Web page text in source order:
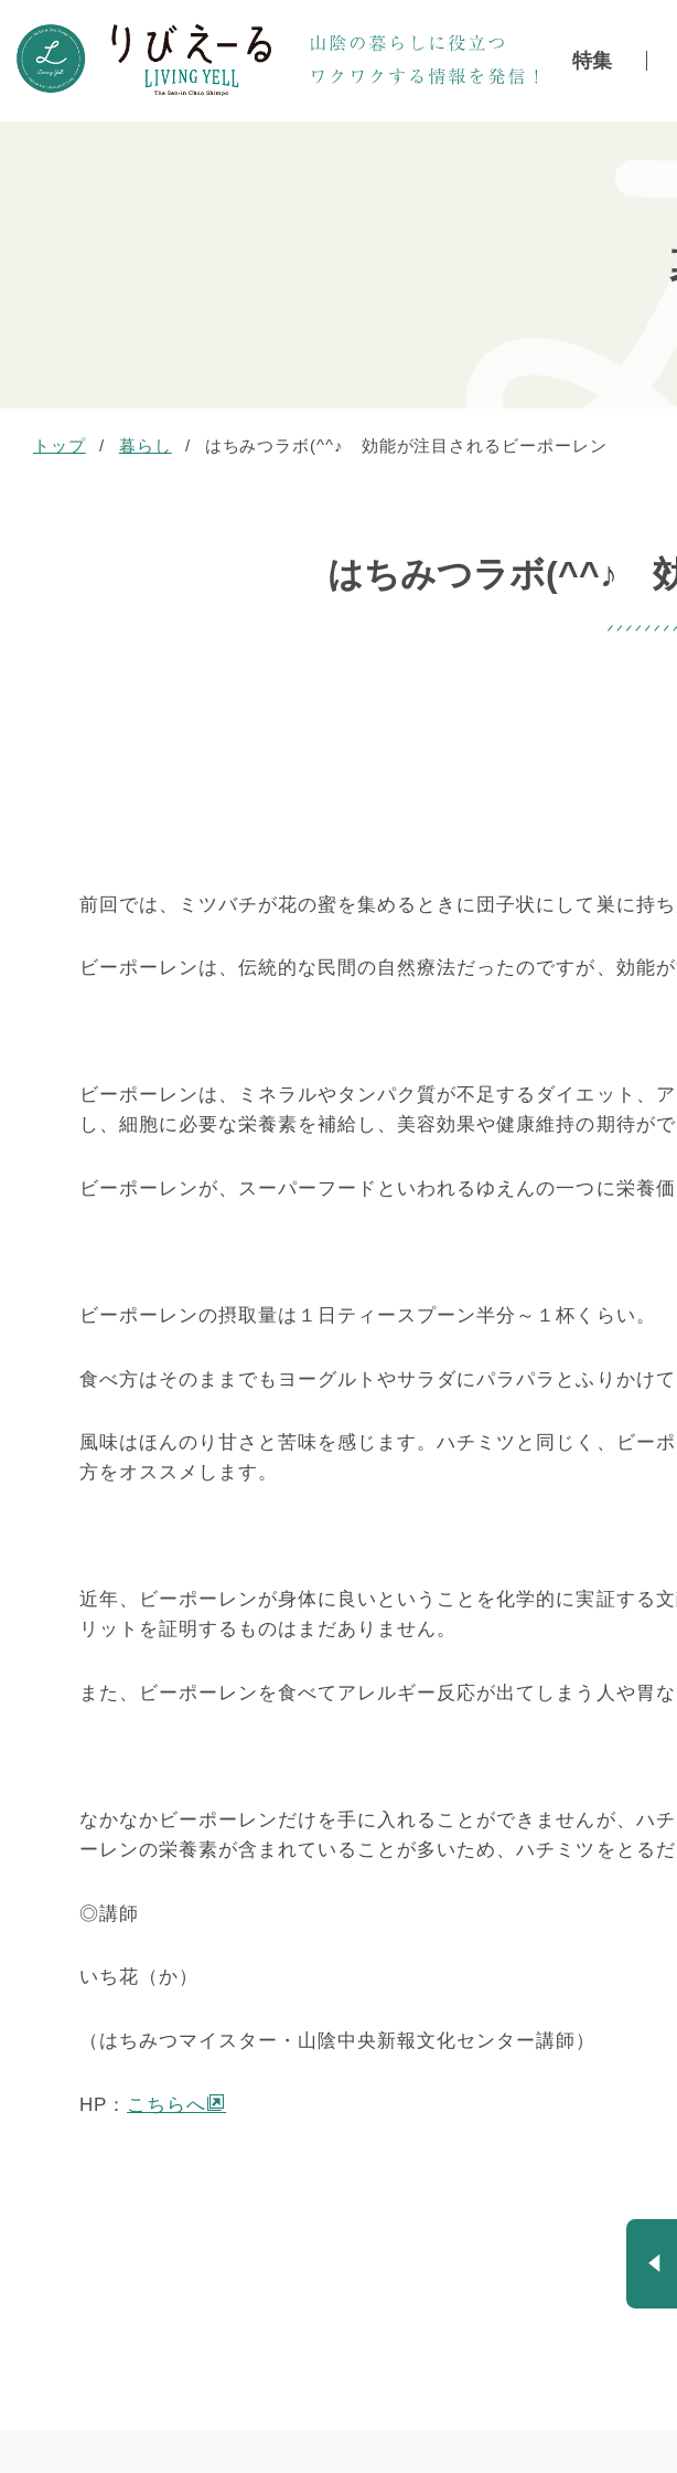
特集
トップ / 暮らし / はちみつラボ(^^♪ 効能が注目されるビーポーレン
はちみつラボ(^^♪
前回では、ミツバチが花の蜜を集めるときに団子状にして巣に持
ビーポーレンは、伝統的な民間の自然療法だったのですが、効能
ビーポーレンは、ミネラルやタンパク質が不足するダイエット、
し、細胞に必要な栄養素を補給し、美容効果や健康維持の期待が
ビーポーレンが、スーパーフードといわれるゆえんの一つに栄養
ビーポーレンの摂取量は１日ティースプーン半分～１杯くらい。
食べ方はそのままでもヨーグルトやサラダにパラパラとふりかけ
風味はほんのり甘さと苦味を感じます。ハチミツと同じく、ビー
方をオススメします。
近年、ビーポーレンが身体に良いということを化学的に実証する
リットを証明するものはまだありません。
また、ビーポーレンを食べてアレルギー反応が出てしまう人や胃
なかなかビーポーレンだけを手に入れることができませんが、ハ
ーレンの栄養素が含まれていることが多いため、ハチミツをとる
◎講師
いち花（か）
（はちみつマイスター・山陰中央新報文化センター講師）
HP： こちらへ